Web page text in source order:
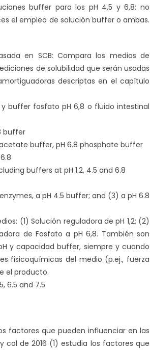
buffer para los pH 4,5 y 6,8: no
el empleo de solución buffer o ambas.
en SCB: Compara los medios de
de solubilidad que serán usadas
descriptas en el capítulo
y buffer fosfato pH 6,8 o fluido intestinal
buffer
acetate buffer, pH 6.8 phosphate buffer
buffers at pH 1.2, 4.5 and 6.8
a pH 4.5 buffer; and (3) a pH 6.8
(1) Solución reguladora de pH 1,2; (2)
de Fosfato a pH 6,8. También son
y capacidad buffer, siempre y cuando
fisicoquímicas del medio (p.ej., fuerza
el producto.
6.5 and 7.5
factores que pueden influenciar en las
col de 2016 (1) estudia los factores que